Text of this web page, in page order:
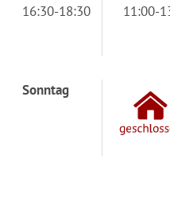
16:30-18:30
11:00-
Sonntag